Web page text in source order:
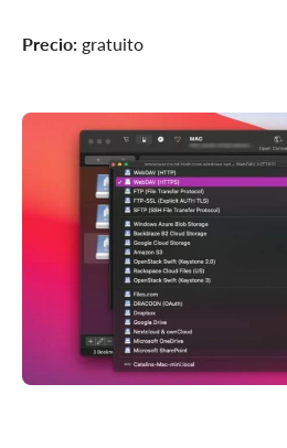
Precio: gratuito